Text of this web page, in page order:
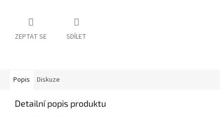
ZEPTAT SE SDÍLET
Popis Diskuze
Detailní popis produktu